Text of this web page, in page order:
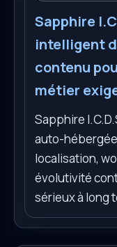
Sapphire
intelligent
contenu
métier
Sapphire
auto-
localisation,
évolutivité
sérieux à long